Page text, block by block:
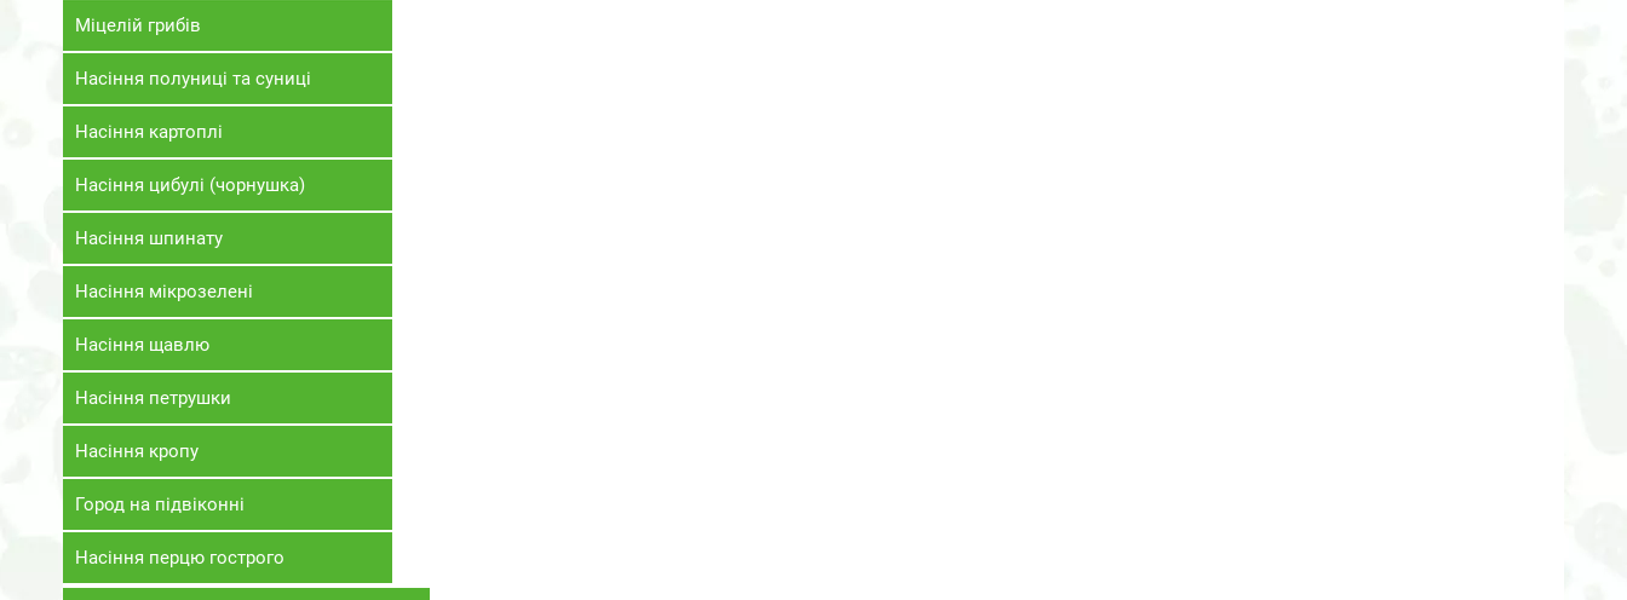
Міцелій грибів
Насіння полуниці та суниці
Насіння картоплі
Насіння цибулі (чорнушка)
Насіння шпинату
Насіння мікрозелені
Насіння щавлю
Насіння петрушки
Насіння кропу
Город на підвіконні
Насіння перцю гострого